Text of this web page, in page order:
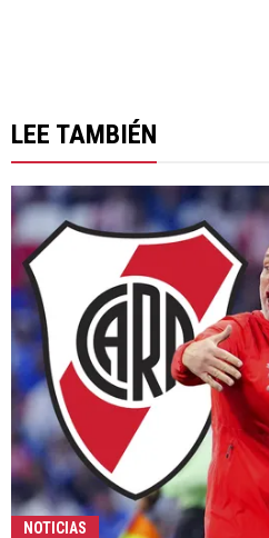
LEE TAMBIÉN
NOTICIAS